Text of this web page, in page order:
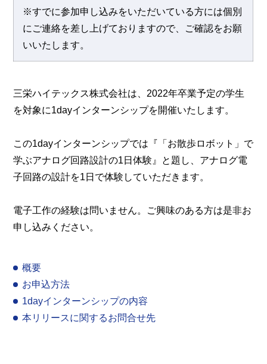
※すでに参加申し込みをいただいている方には個別
にご連絡を差し上げておりますので、ご確認をお願
いいたします。
三栄ハイテックス株式会社は、2022年卒業予定の学生
を対象に1dayインターンシップを開催いたします。
この1dayインターンシップでは『「お散歩ロボット」で
学ぶアナログ回路設計の1日体験』と題し、アナログ電
子回路の設計を1日で体験していただきます。
電子工作の経験は問いません。ご興味のある方は是非お
申し込みください。
概要
お申込方法
1dayインターンシップの内容
本リリースに関するお問合せ先